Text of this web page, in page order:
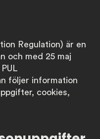
Regulation) är en
och med 25 maj
följer information
cookies,